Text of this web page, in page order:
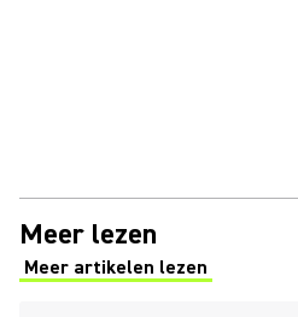
Meer lezen
Meer artikelen lezen
(Opens in a new tab)